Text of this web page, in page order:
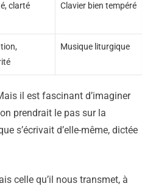
clarté Clavier bien tempéré
Musique liturgique
il est fascinant d’imaginer
prendrait le pas sur la
s’écrivait d’elle-même, dictée
celle qu’il nous transmet, à